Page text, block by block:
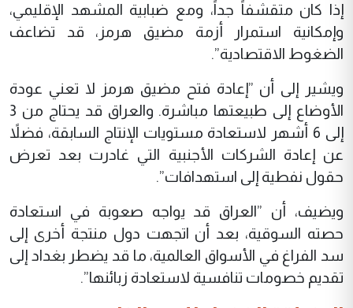
إذا كان متقشفاً جداً، ومع ضبابية المشهد الإقليمي،
وإمكانية استمرار أزمة مضيق هرمز، قد تضاعف
الضغوط الاقتصادية”.
ويشير إلى أن ”إعادة فتح مضيق هرمز لا تعني عودة
الأوضاع إلى طبيعتها مباشرة. والعراق قد يحتاج من 3
إلى 6 أشهر لاستعادة مستويات الإنتاج السابقة، فضلاً
عن إعادة الشركات الأجنبية التي غادرت بعد تعرض
حقول نفطية إلى استهدافات”.
ويضيف، أن ”العراق قد يواجه صعوبة في استعادة
حصته السوقية، بعد أن اتجهت دول منتجة أخرى إلى
سد الفراغ في الأسواق العالمية، ما قد يضطر بغداد إلى
تقديم خصومات تنافسية لاستعادة زبائنها”.